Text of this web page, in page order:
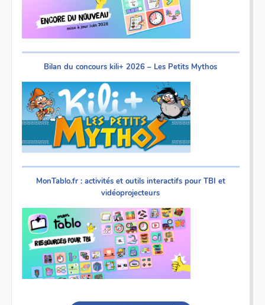
Bilan du concours kili+ 2026 – Les Petits Mythos
MonTablo.fr : activités et outils interactifs pour TBI et
vidéoprojecteurs